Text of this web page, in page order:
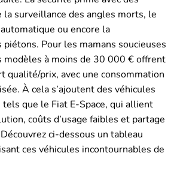
la surveillance des angles morts, le
ou encore la
piétons. Pour les mamans soucieuses
modèles à moins de 30 000 € offrent
qualité/prix, avec une consommation
À cela s’ajoutent des véhicules
que le Fiat E-Space, qui allient
coûts d’usage faibles et partage
ci-dessous un tableau
ces véhicules incontournables de